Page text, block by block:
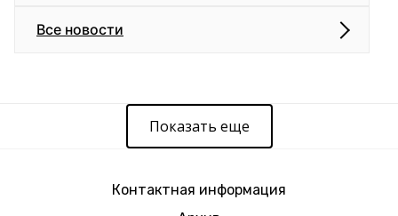
Все новости
Показать еще
Контактная информация